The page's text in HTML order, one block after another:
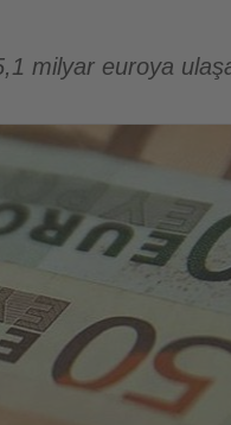
milyar euroya